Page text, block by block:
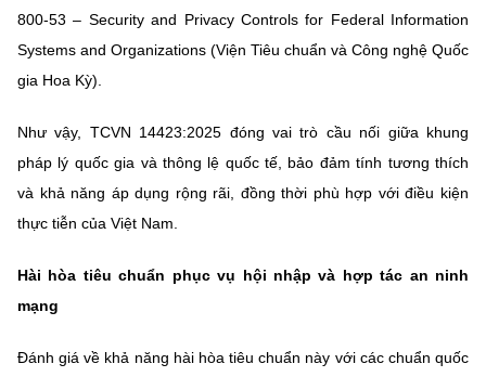
800-53 – Security and Privacy Controls for Federal Information
Systems and Organizations (Viện Tiêu chuẩn và Công nghệ Quốc
gia Hoa Kỳ).
Như vậy, TCVN 14423:2025 đóng vai trò cầu nối giữa khung
pháp lý quốc gia và thông lệ quốc tế, bảo đảm tính tương thích
và khả năng áp dụng rộng rãi, đồng thời phù hợp với điều kiện
thực tiễn của Việt Nam.
Hài hòa tiêu chuẩn phục vụ hội nhập và hợp tác an ninh
mạng
Đánh giá về khả năng hài hòa tiêu chuẩn này với các chuẩn quốc